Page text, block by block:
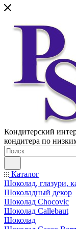
Кондитерский
кондитера по
Каталог
Шоколад, глазури,
Шоколадный декор
Шоколад Chocovic
Шоколад Callebaut
Шоколад